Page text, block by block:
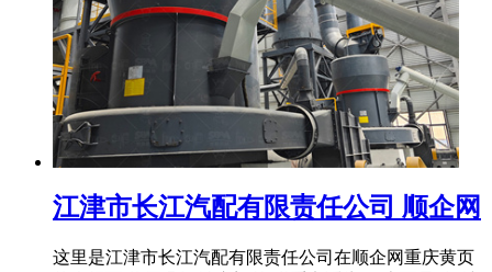
江津市长江汽配有限责任公司 顺企网
这里是江津市长江汽配有限责任公司在顺企网重庆黄页